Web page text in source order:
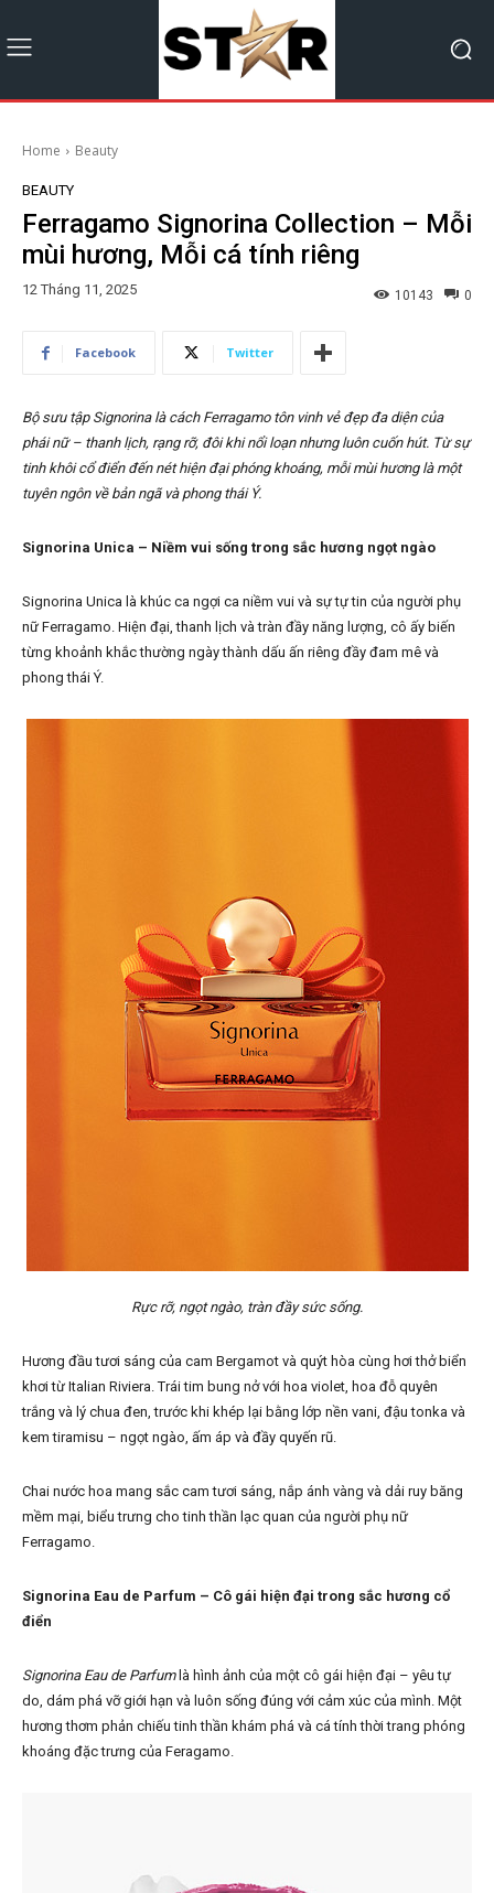
Home Beauty
BEAUTY
Ferragamo Signorina Collection – Mỗi
mùi hương, Mỗi cá tính riêng
12 Tháng 11, 2025 0
10143
Facebook Twitter
Bộ sưu tập Signorina là cách Ferragamo tôn vinh vẻ đẹp đa diện của
phái nữ – thanh lịch, rạng rỡ, đôi khi nổi loạn nhưng luôn cuốn hút. Từ sự
tinh khôi cổ điển đến nét hiện đại phóng khoáng, mỗi mùi hương là một
tuyên ngôn về bản ngã và phong thái Ý.
Signorina Unica – Niềm vui sống trong sắc hương ngọt ngào
Signorina Unica là khúc ca ngợi ca niềm vui và sự tự tin của người phụ
nữ Ferragamo. Hiện đại, thanh lịch và tràn đầy năng lượng, cô ấy biến
từng khoảnh khắc thường ngày thành dấu ấn riêng đầy đam mê và
phong thái Ý.
Rực rỡ, ngọt ngào, tràn đầy sức sống.
Hương đầu tươi sáng của cam Bergamot và quýt hòa cùng hơi thở biển
khơi từ Italian Riviera. Trái tim bung nở với hoa violet, hoa đỗ quyên
trắng và lý chua đen, trước khi khép lại bằng lớp nền vani, đậu tonka và
kem tiramisu – ngọt ngào, ấm áp và đầy quyến rũ.
Chai nước hoa mang sắc cam tươi sáng, nắp ánh vàng và dải ruy băng
mềm mại, biểu trưng cho tinh thần lạc quan của người phụ nữ
Ferragamo.
Signorina Eau de Parfum – Cô gái hiện đại trong sắc hương cổ
điển
Signorina Eau de Parfumlà hình ảnh của một cô gái hiện đại – yêu tự
do, dám phá vỡ giới hạn và luôn sống đúng với cảm xúc của mình. Một
hương thơm phản chiếu tinh thần khám phá và cá tính thời trang phóng
khoáng đặc trưng của Feragamo.